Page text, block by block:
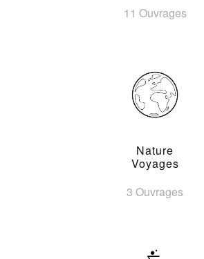
11 Ouvrages
Nature
Voyages
3 Ouvrages